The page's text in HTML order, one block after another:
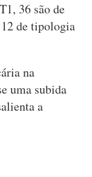
36 são de
de tipologia
na
uma subida
a